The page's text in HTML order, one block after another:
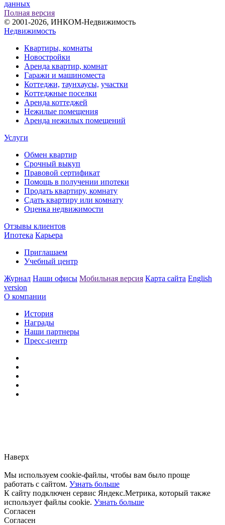
данных
Полная версия
© 2001-2026, ИНКОМ-Недвижимость
Недвижимость
Квартиры, комнаты
Новостройки
Аренда квартир, комнат
Гаражи и машиноместа
Коттеджи, таунхаусы, участки
Коттеджные поселки
Аренда коттеджей
Нежилые помещения
Аренда нежилых помещений
Услуги
Обмен квартир
Срочный выкуп
Правовой сертификат
Помощь в получении ипотеки
Продать квартиру, комнату
Сдать квартиру или комнату
Оценка недвижимости
Отзывы клиентов
Ипотека Карьера
Приглашаем
Учебный центр
Журнал Наши офисы Мобильная версия Карта сайта English
version
О компании
История
Награды
Наши партнеры
Пресс-центр
Наверх
Мы используем cookie-файлы, чтобы вам было проще
работать с сайтом. Узнать больше
К сайту подключен сервис Яндекс.Метрика, который также
использует файлы cookie. Узнать больше
Согласен
Согласен